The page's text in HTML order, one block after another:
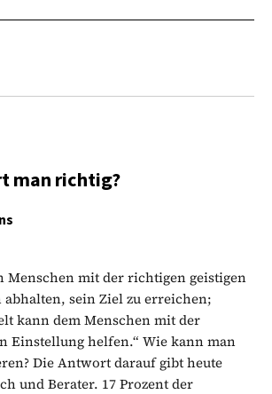
man richtig?
Menschen mit der richtigen geistigen
sein Ziel zu erreichen;
kann dem Menschen mit der
Einstellung helfen.“ Wie kann man
Die Antwort darauf gibt heute
und Berater. 17 Prozent der